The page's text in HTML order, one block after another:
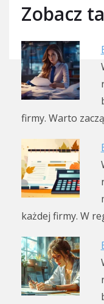
Zobacz
firmy. Warto
każdej firmy. W